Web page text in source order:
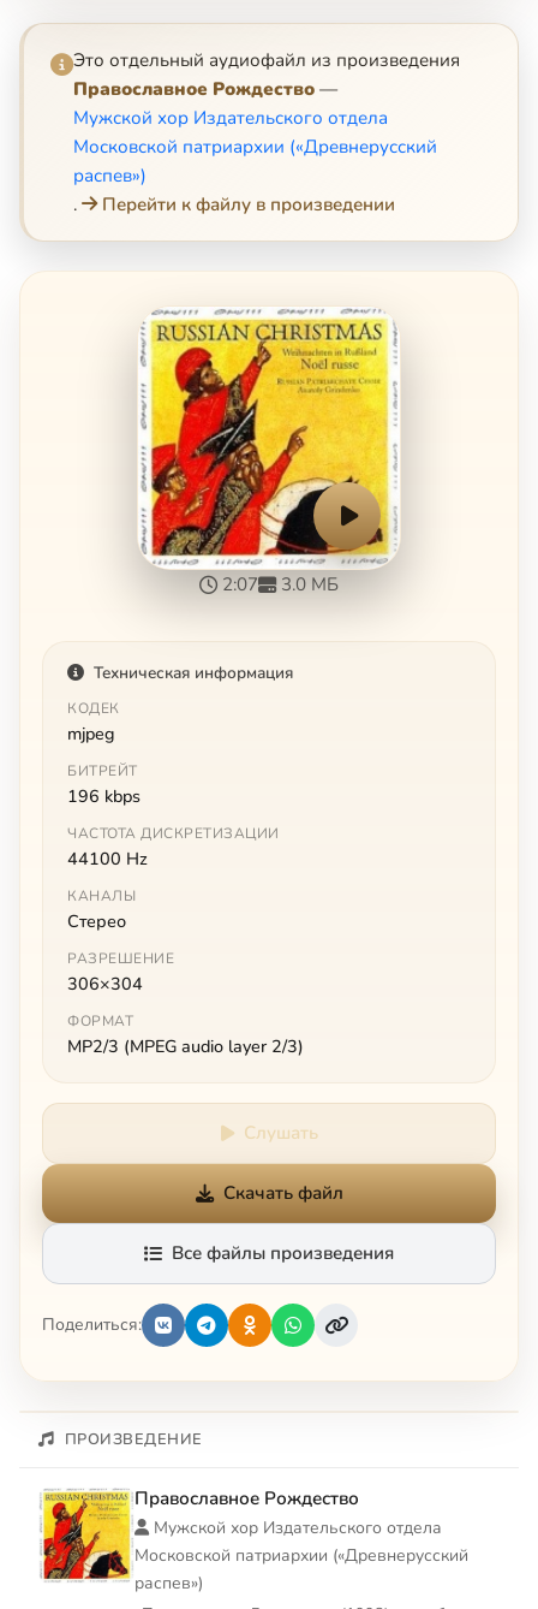
Это отдельный аудиофайл из произведения
Православное Рождество —
Мужской хор Издательского отдела
Московской патриархии («Древнерусский
распев»)
.
Перейти к файлу в произведении
2:07 3.0 МБ
Техническая информация
КОДЕК
mjpeg
БИТРЕЙТ
196 kbps
ЧАСТОТА ДИСКРЕТИЗАЦИИ
44100 Hz
КАНАЛЫ
Стерео
РАЗРЕШЕНИЕ
306×304
ФОРМАТ
MP2/3 (MPEG audio layer 2/3)
Слушать
Скачать файл
Все файлы произведения
Поделиться:
ПРОИЗВЕДЕНИЕ
Православное Рождество
Мужской хор Издательского отдела
Московской патриархии («Древнерусский
распев»)